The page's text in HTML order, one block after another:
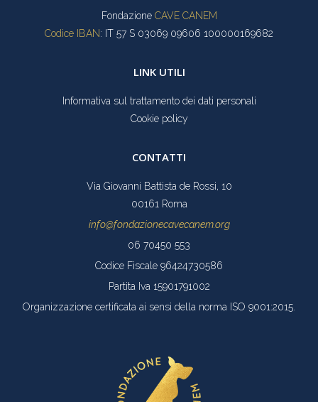
Fondazione CAVE CANEM
Codice IBAN: IT 57 S 03069 09606 100000169682
LINK UTILI
Informativa sul trattamento dei dati personali
Cookie policy
CONTATTI
Via Giovanni Battista de Rossi, 10
00161 Roma
info@fondazionecavecanem.org
06 70450 553
Codice Fiscale 96424730586
Partita Iva 15901791002
Organizzazione certificata ai sensi della norma ISO 9001:2015.